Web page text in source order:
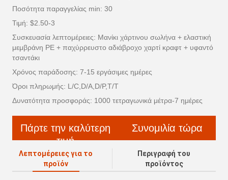
Ποσότητα παραγγελίας min: 30
Τιμή: $2.50-3
Συσκευασία λεπτομέρειες: Μανίκι χάρτινου σωλήνα + ελαστική
μεμβράνη PE + παχύρρευστο αδιάβροχο χαρτί κραφτ + υφαντό
τσαντάκι
Χρόνος παράδοσης: 7-15 εργάσιμες ημέρες
Όροι πληρωμής: L/C,D/A,D/P,T/T
Δυνατότητα προσφοράς: 1000 τετραγωνικά μέτρα-7 ημέρες
Πάρτε την καλύτερη
τιμή
Συνομιλία τώρα
Λεπτομέρειες για το
προϊόν
Περιγραφή του
προϊόντος